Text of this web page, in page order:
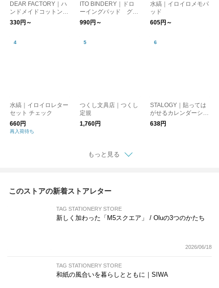
DEAR FACTORY｜ハ
ンドメイドコットンペ
ーパー ラウンドカー
330円～
ITO BINDERY｜ドロ
ーイングパッド グレ
ー
990円～
水縞｜イロイロメモパ
ッド
605円～
水縞｜イロイロレター
セット チェック
660円
再入荷待ち
つくし文具店｜つくし
定規
1,760円
STALOGY｜貼っては
がせるカレンダーシー
ル S 週間カレンダー
638円
もっと見る
このストアの新着ストアレター
TAG STATIONERY STORE
新しく加わった「M5スクエア」 / Oluの3つのかたち
2026/06/18
TAG STATIONERY STORE
和紙の風合いを暮らしとともに｜SIWA